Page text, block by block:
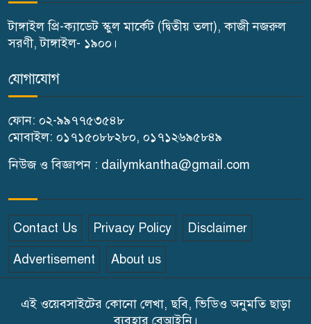
ভিত্তিপ্রস্তর স্থাপন
৭
বাবা-ছেলের কারাদণ্ড
৮
৯
শহীদ মিজানুর ফুটবল চ্যাম্পিয়ান
শীপ জার্সি উন্মোচন
১০
টাঙ্গাইলে বিভিন্ন শ্রেণি-পেশার
টাঙ্গাইল প্রি-ক্যাডেট স্কুল মার্কেট (দ্বিতীয় তলা), কাজী নজরুল
সরণী, টাঙ্গাইল- ১৯০০।
যোগাযোগ
ফোন: ০২-৯৯৭৭৫৩৫৪৮
মোবাইল: ০১৭১৫০৮৮২৮০, ০১৭১২৬৯৫৮৪৯
নিউজ ও বিজ্ঞাপন : dailymkantha@gmail.com
Contact Us Privacy Policy Disclaimer
Advertisement About us
এই ওয়েবসাইটের কোনো লেখা, ছবি, ভিডিও অনুমতি ছাড়া
ব্যবহার বেআইনি।